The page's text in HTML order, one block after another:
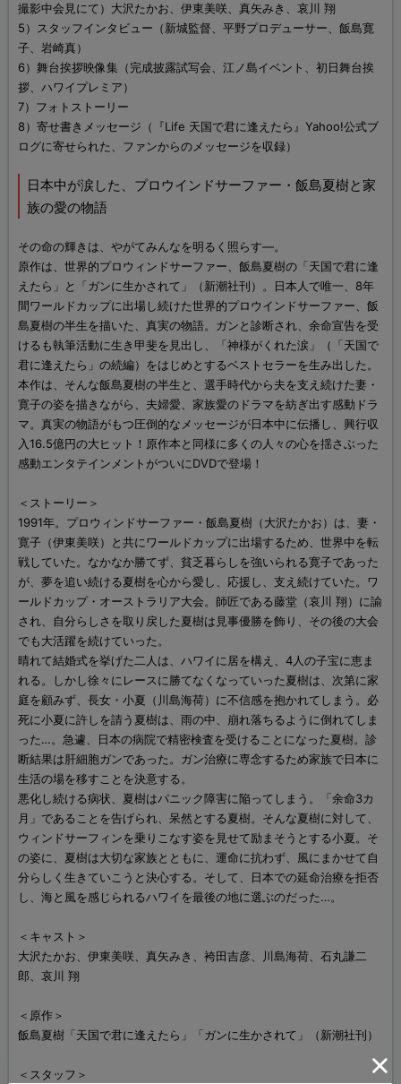
撮影中会見にて）大沢たかお、伊東美咲、真矢みき、哀川 翔
5）スタッフインタビュー（新城監督、平野プロデューサー、飯島寛
子、岩崎真）
6）舞台挨拶映像集（完成披露試写会、江ノ島イベント、初日舞台挨
拶、ハワイプレミア）
7）フォトストーリー
8）寄せ書きメッセージ（『Life 天国で君に逢えたら』Yahoo!公式ブ
ログに寄せられた、ファンからのメッセージを収録）
日本中が涙した、プロウインドサーファー・飯島夏樹と家
族の愛の物語
その命の輝きは、やがてみんなを明るく照らす―。
原作は、世界的プロウィンドサーファー、飯島夏樹の「天国で君に逢
えたら」と「ガンに生かされて」（新潮社刊）。日本人で唯一、8年
間ワールドカップに出場し続けた世界的プロウインドサーファー、飯
島夏樹の半生を描いた、真実の物語。ガンと診断され、余命宣告を受
けるも執筆活動に生き甲斐を見出し、「神様がくれた涙」（「天国で
君に逢えたら」の続編）をはじめとするベストセラーを生み出した。
本作は、そんな飯島夏樹の半生と、選手時代から夫を支え続けた妻・
寛子の姿を描きながら、夫婦愛、家族愛のドラマを紡ぎ出す感動ドラ
マ。真実の物語がもつ圧倒的なメッセージが日本中に伝播し、興行収
入16.5億円の大ヒット！原作本と同様に多くの人々の心を揺さぶった
感動エンタテインメントがついにDVDで登場！
＜ストーリー＞
1991年。プロウィンドサーファー・飯島夏樹（大沢たかお）は、妻・
寛子（伊東美咲）と共にワールドカップに出場するため、世界中を転
戦していた。なかなか勝てず、貧乏暮らしを強いられる寛子であった
が、夢を追い続ける夏樹を心から愛し、応援し、支え続けていた。ワ
ールドカップ・オーストラリア大会。師匠である藤堂（哀川 翔）に諭
され、自分らしさを取り戻した夏樹は見事優勝を飾り、その後の大会
でも大活躍を続けていった。
晴れて結婚式を挙げた二人は、ハワイに居を構え、4人の子宝に恵ま
れる。しかし徐々にレースに勝てなくなっていった夏樹は、次第に家
庭を顧みず、長女・小夏（川島海荷）に不信感を抱かれてしまう。必
死に小夏に許しを請う夏樹は、雨の中、崩れ落ちるように倒れてしま
った…。急遽、日本の病院で精密検査を受けることになった夏樹。診
断結果は肝細胞ガンであった。ガン治療に専念するため家族で日本に
生活の場を移すことを決意する。
悪化し続ける病状、夏樹はパニック障害に陥ってしまう。「余命3カ
月」であることを告げられ、呆然とする夏樹。そんな夏樹に対して、
ウィンドサーフィンを乗りこなす姿を見せて励まそうとする小夏。そ
の姿に、夏樹は大切な家族とともに、運命に抗わず、風にまかせて自
分らしく生きていこうと決心する。そして、日本での延命治療を拒否
し、海と風を感じられるハワイを最後の地に選ぶのだった…。
＜キャスト＞
大沢たかお、伊東美咲、真矢みき、袴田吉彦、川島海荷、石丸謙二
郎、哀川 翔
＜原作＞
飯島夏樹「天国で君に逢えたら」「ガンに生かされて」（新潮社刊）
＜スタッフ＞